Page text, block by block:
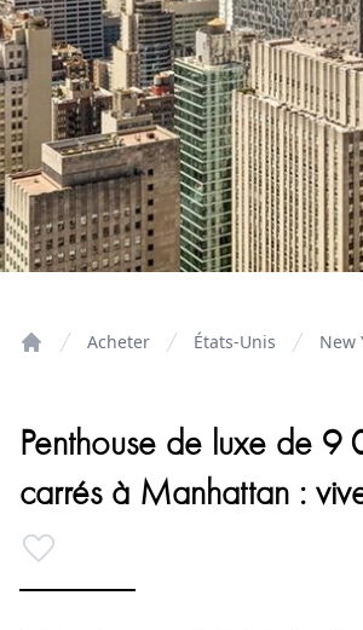
Acheter États-Unis New
Penthouse de luxe de 9
carrés à Manhattan :